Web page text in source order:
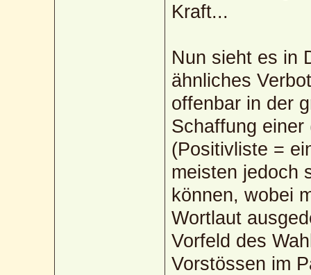
Kraft...
Nun sieht es in
ähnliches
offenbar in der
Schaffung
(Positivliste =
meisten jedoch
können, wobei
Wortlaut
Vorfeld des
Vorstössen im